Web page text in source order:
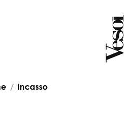
incasso